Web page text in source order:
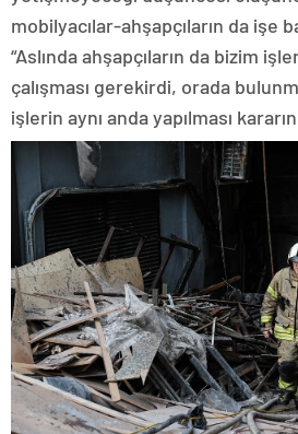
mobilyacılar-ahşapçıların da işe
“Aslında ahşapçıların da bizim
çalışması gerekirdi, orada
işlerin aynı anda yapılması